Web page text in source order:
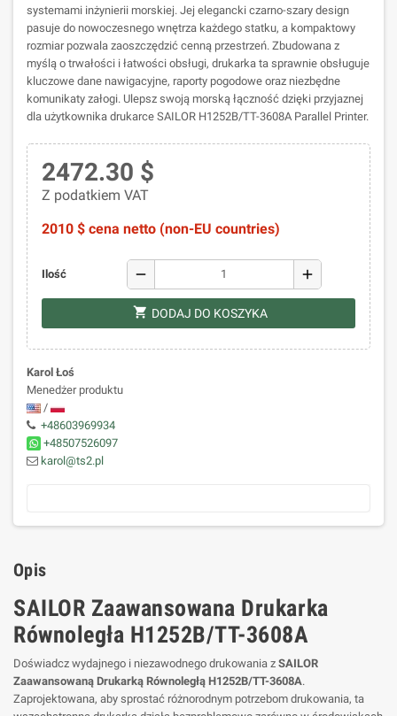
systemami inżynierii morskiej. Jej elegancki czarno-szary design
pasuje do nowoczesnego wnętrza każdego statku, a kompaktowy
rozmiar pozwala zaoszczędzić cenną przestrzeń. Zbudowana z
myślą o trwałości i łatwości obsługi, drukarka ta sprawnie obsługuje
kluczowe dane nawigacyjne, raporty pogodowe oraz niezbędne
komunikaty załogi. Ulepsz swoją morską łączność dzięki przyjaznej
dla użytkownika drukarce SAILOR H1252B/TT-3608A Parallel Printer.
2472.30 $
Z podatkiem VAT
2010 $ cena netto (non-EU countries)
Ilość remove add
shopping_cart DODAJ DO KOSZYKA
Karol Łoś
Menedżer produktu
/
+48603969934
+48507526097
karol@ts2.pl
Opis
SAILOR Zaawansowana Drukarka
Równoległa H1252B/TT-3608A
Doświadcz wydajnego i niezawodnego drukowania z SAILOR
Zaawansowaną Drukarką Równoległą H1252B/TT-3608A.
Zaprojektowana, aby sprostać różnorodnym potrzebom drukowania, ta